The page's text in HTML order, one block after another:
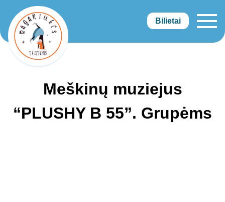
Raganiukės teatras
Bilietai
Meškinų muziejus
“PLUSHY B 55”. Grupėms